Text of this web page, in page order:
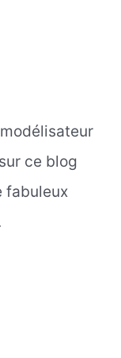
ce blog
fabuleux